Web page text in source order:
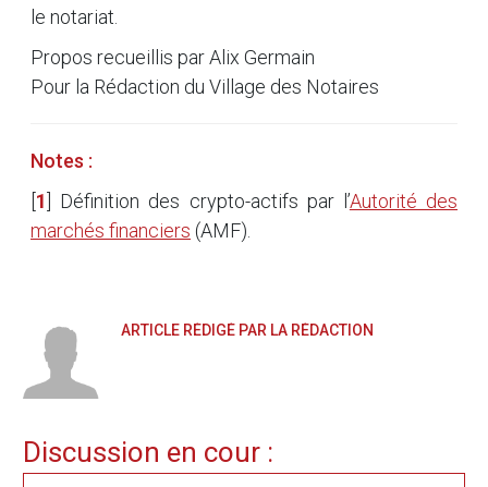
le notariat.
Propos recueillis par Alix Germain
Pour la Rédaction du Village des Notaires
Notes :
1 Définition des crypto-actifs par l’Autorité des
marchés financiers (AMF).
ARTICLE RÉDIGÉ PAR LA RÉDACTION
Discussion en cour :